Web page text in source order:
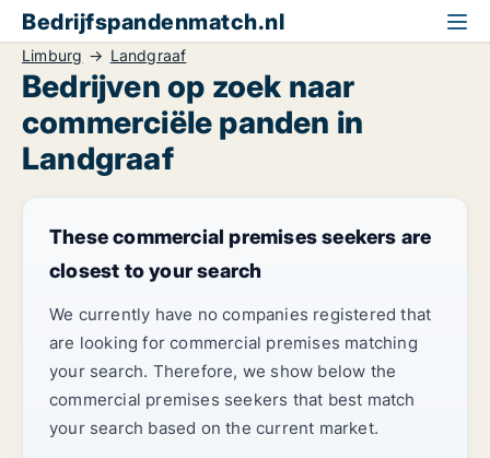
Bedrijfspandenmatch.nl
Limburg Landgraaf
Bedrijven op zoek naar
commerciële panden in
Landgraaf
These commercial premises seekers are
closest to your search
We currently have no companies registered that
are looking for commercial premises matching
your search. Therefore, we show below the
commercial premises seekers that best match
your search based on the current market.